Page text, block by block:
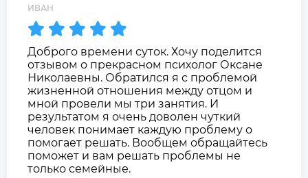
ИВАН
Доброго времени суток. Хочу поделится
отзывом о прекрасном психолог Оксане
Николаевны. Обратился я с проблемой
жизненной отношения между отцом и
мной провели мы три занятия. И
результатом я очень доволен чуткий
человек понимает каждую проблему о
помогает решать. Вообщем обращайтесь
поможет и вам решать проблемы не
только семейные.